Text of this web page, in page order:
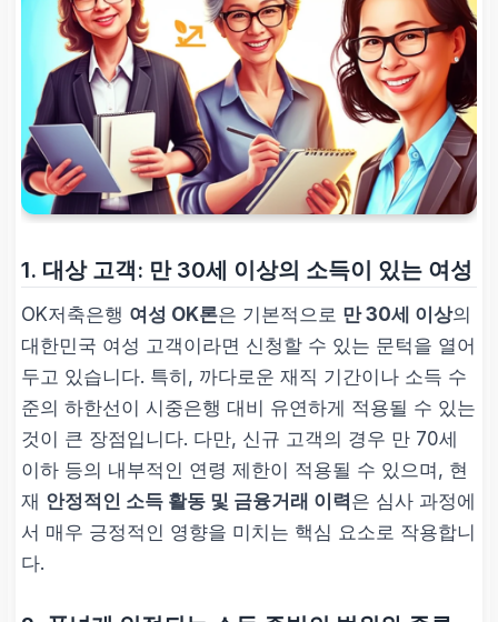
1. 대상 고객: 만 30세 이상의 소득이 있는 여성
OK저축은행 여성 OK론은 기본적으로 만 30세 이상의
대한민국 여성 고객이라면 신청할 수 있는 문턱을 열어
두고 있습니다. 특히, 까다로운 재직 기간이나 소득 수
준의 하한선이 시중은행 대비 유연하게 적용될 수 있는
것이 큰 장점입니다. 다만, 신규 고객의 경우 만 70세
이하 등의 내부적인 연령 제한이 적용될 수 있으며, 현
재 안정적인 소득 활동 및 금융거래 이력은 심사 과정에
서 매우 긍정적인 영향을 미치는 핵심 요소로 작용합니
다.